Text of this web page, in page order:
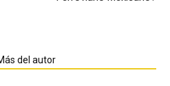
del autor